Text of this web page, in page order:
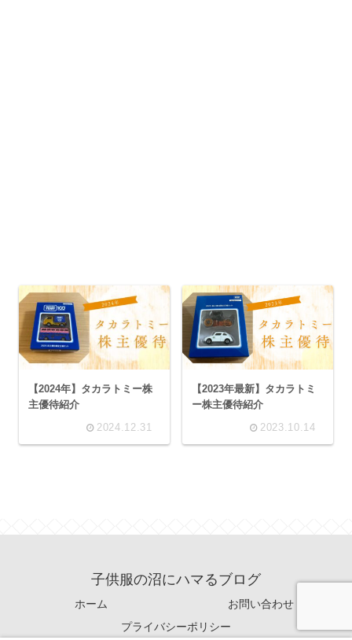
【2024年】タカラトミー株
主優待紹介
2024.12.31
【2023年最新】タカラトミ
ー株主優待紹介
2023.10.14
子供服の沼にハマるブログ
ホーム
お問い合わせ
プライバシーポリシー